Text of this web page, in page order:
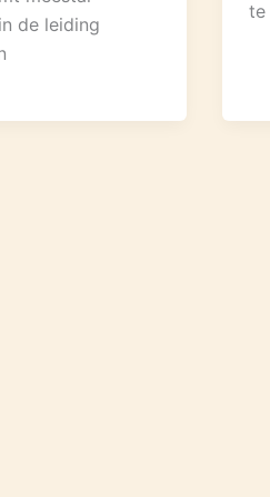
de leiding
te